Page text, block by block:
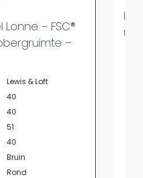
Lonne – FSC®
–
Lewis & Loft
40
40
51
40
Bruin
Rond